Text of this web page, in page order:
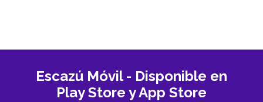
Escazú Móvil - Disponible en
Play Store y App Store